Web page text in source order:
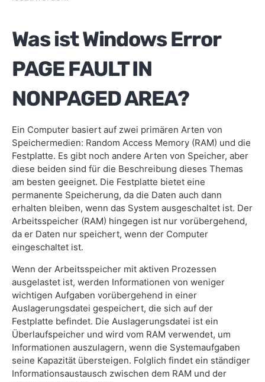
Was ist Windows Error
PAGE FAULT IN
NONPAGED AREA?
Ein Computer basiert auf zwei primären Arten von
Speichermedien: Random Access Memory (RAM) und die
Festplatte. Es gibt noch andere Arten von Speicher, aber
diese beiden sind für die Beschreibung dieses Themas
am besten geeignet. Die Festplatte bietet eine
permanente Speicherung, da die Daten auch dann
erhalten bleiben, wenn das System ausgeschaltet ist. Der
Arbeitsspeicher (RAM) hingegen ist nur vorübergehend,
da er Daten nur speichert, wenn der Computer
eingeschaltet ist.
Wenn der Arbeitsspeicher mit aktiven Prozessen
ausgelastet ist, werden Informationen von weniger
wichtigen Aufgaben vorübergehend in einer
Auslagerungsdatei gespeichert, die sich auf der
Festplatte befindet. Die Auslagerungsdatei ist ein
Überlaufspeicher und wird vom RAM verwendet, um
Informationen auszulagern, wenn die Systemaufgaben
seine Kapazität übersteigen. Folglich findet ein ständiger
Informationsaustausch zwischen dem RAM und der